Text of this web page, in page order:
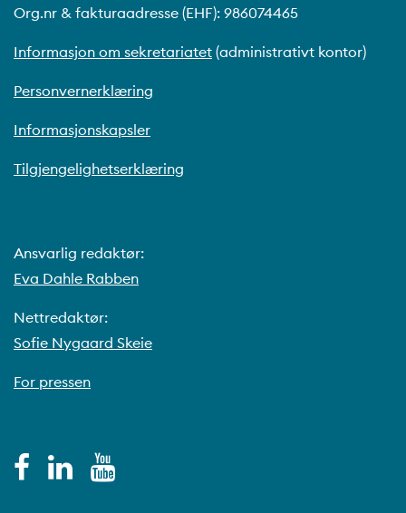
Org.nr & fakturaadresse (EHF): 986074465
Informasjon om sekretariatet (administrativt kontor)
Personvernerklæring
Informasjonskapsler
Tilgjengelighetserklæring
Ansvarlig redaktør:
Eva Dahle Rabben
Nettredaktør:
Sofie Nygaard Skeie
For pressen